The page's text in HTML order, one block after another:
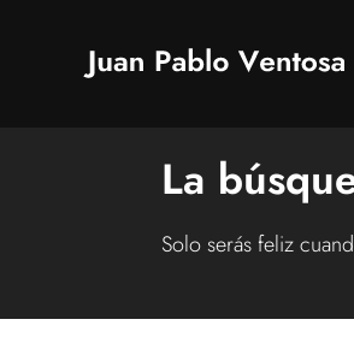
La
Solo serás feliz